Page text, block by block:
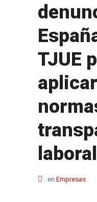
TJUE
en Empresas